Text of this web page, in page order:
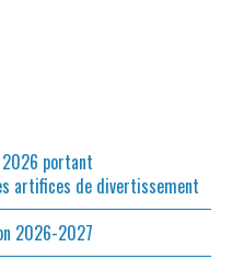
portant
artifices de divertissement
2026-2027